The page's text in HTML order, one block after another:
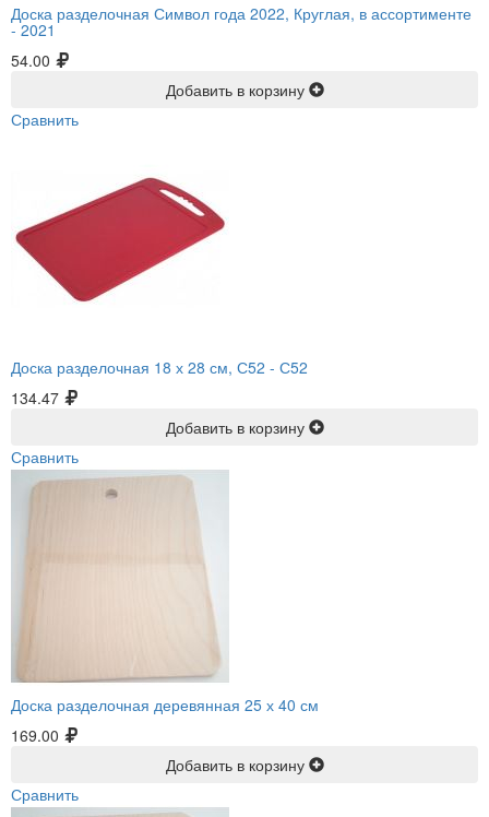
Доска разделочная Символ года 2022, Круглая, в ассортименте
-2021
54.00
Добавить в корзину
Сравнить
Доска разделочная 18 х 28 см, С52 - С52
134.47
Добавить в корзину
Сравнить
Доска разделочная деревянная 25 х 40 см
169.00
Добавить в корзину
Сравнить